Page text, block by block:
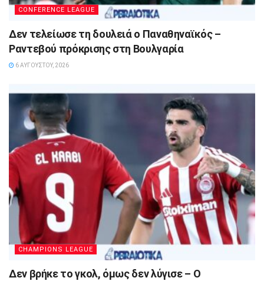
CONFERENCE LEAGUE
Δεν τελείωσε τη δουλειά ο Παναθηναϊκός –
Ραντεβού πρόκρισης στη Βουλγαρία
6 ΑΥΓΟΎΣΤΟΥ, 2026
CHAMPIONS LEAGUE
Δεν βρήκε το γκολ, όμως δεν λύγισε – Ο